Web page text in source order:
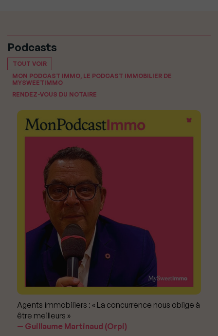
Podcasts
TOUT VOIR
MON PODCAST IMMO, LE PODCAST IMMOBILIER DE
MYSWEETIMMO
RENDEZ-VOUS DU NOTAIRE
Agents immobiliers : « La concurrence nous oblige à
être meilleurs »
Guillaume Martinaud (Orpi)